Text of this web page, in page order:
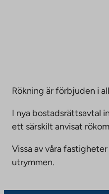
Rökning är förbjuden i
I nya bostadsrättsavtal
ett särskilt anvisat
Vissa av våra
utrymmen.